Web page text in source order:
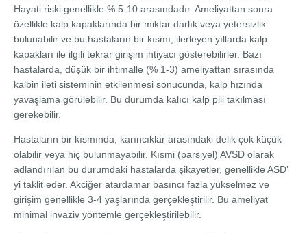
Hayati riski genellikle % 5-10 arasındadır. Ameliyattan sonra
özellikle kalp kapaklarında bir miktar darlık veya yetersizlik
bulunabilir ve bu hastaların bir kısmı, ilerleyen yıllarda kalp
kapakları ile ilgili tekrar girişim ihtiyacı gösterebilirler. Bazı
hastalarda, düşük bir ihtimalle (% 1-3) ameliyattan sırasında
kalbin ileti sisteminin etkilenmesi sonucunda, kalp hızında
yavaşlama görülebilir. Bu durumda kalıcı kalp pili takılması
gerekebilir.
Hastaların bir kısmında, karıncıklar arasındaki delik çok küçük
olabilir veya hiç bulunmayabilir. Kısmi (parsiyel) AVSD olarak
adlandırılan bu durumdaki hastalarda şikayetler, genellikle ASD’
yi taklit eder. Akciğer atardamar basıncı fazla yükselmez ve
girişim genellikle 3-4 yaşlarında gerçekleştirilir. Bu ameliyat
minimal invaziv yöntemle gerçekleştirilebilir.